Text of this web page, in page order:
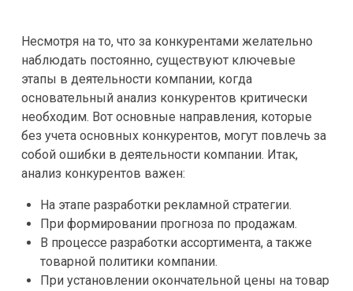
Несмотря на то, что за конкурентами желательно
наблюдать постоянно, существуют ключевые
этапы в деятельности компании, когда
основательный анализ конкурентов критически
необходим. Вот основные направления, которые
без учета основных конкурентов, могут повлечь за
собой ошибки в деятельности компании. Итак,
анализ конкурентов важен:
На этапе разработки рекламной стратегии.
При формировании прогноза по продажам.
В процессе разработки ассортимента, а также
товарной политики компании.
При установлении окончательной цены на товар